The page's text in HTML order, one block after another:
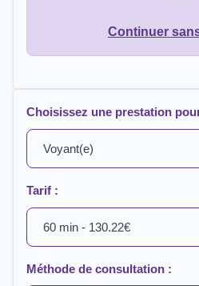
Continuer
Choisissez une prestation
Tarif :
Méthode de consultation :